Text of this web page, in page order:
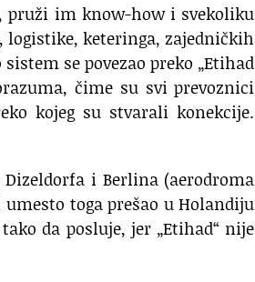
pruži im know-how i svekoliku
logistike, keteringa, zajedničkih
se povezao preko „Etihad
čime su svi prevoznici
kojeg su stvarali konekcije.
Dizeldorfa i Berlina (aerodroma
toga prešao u Holandiju
da posluje, jer „Etihad“ nije